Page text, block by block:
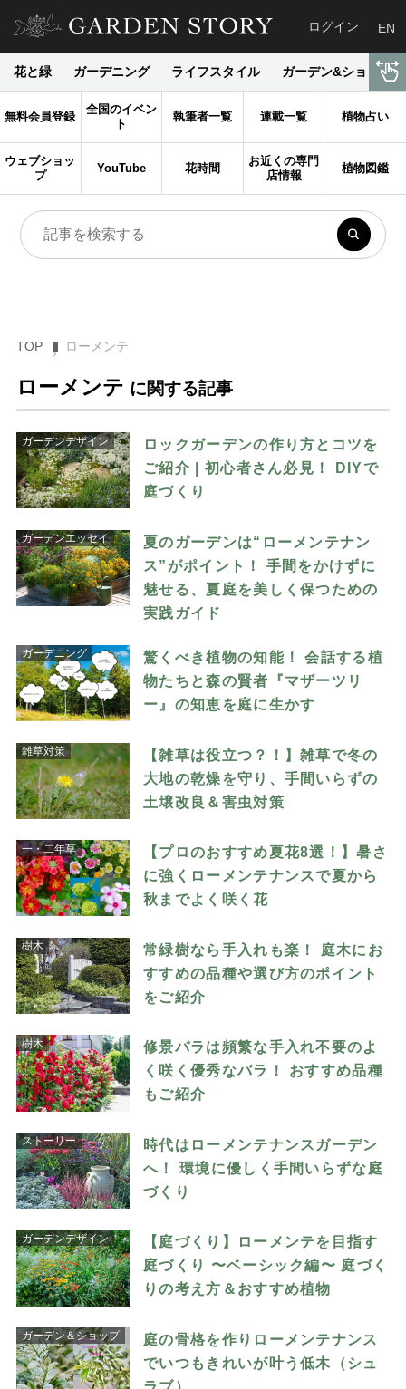
ログイン EN
花と緑 ガーデニング ライフスタイル ガーデン&ショップ
無料会員登録
全国のイベン
ト
執筆者一覧 連載一覧 植物占い
ウェブショッ
プ
YouTube 花時間
お近くの専門
店情報
植物図鑑
TOP ローメンテ
ローメンテ に関する記事
ガーデンデザイン
ロックガーデンの作り方とコツを
ご紹介 | 初心者さん必見！ DIYで
庭づくり
ガーデンエッセイ
夏のガーデンは“ローメンテナン
ス”がポイント！ 手間をかけずに
魅せる、夏庭を美しく保つための
実践ガイド
ガーデニング
驚くべき植物の知能！ 会話する植
物たちと森の賢者『マザーツリ
ー』の知恵を庭に生かす
雑草対策
【雑草は役立つ？！】雑草で冬の
大地の乾燥を守り、手間いらずの
土壌改良＆害虫対策
一・二年草
【プロのおすすめ夏花8選！】暑さ
に強くローメンテナンスで夏から
秋までよく咲く花
樹木
常緑樹なら手入れも楽！ 庭木にお
すすめの品種や選び方のポイント
をご紹介
樹木
修景バラは頻繁な手入れ不要のよ
く咲く優秀なバラ！ おすすめ品種
もご紹介
ストーリー
時代はローメンテナンスガーデン
へ！ 環境に優しく手間いらずな庭
づくり
ガーデンデザイン
【庭づくり】ローメンテを目指す
庭づくり 〜ベーシック編〜 庭づく
りの考え方＆おすすめ植物
ガーデン＆ショップ
庭の骨格を作りローメンテナンス
でいつもきれいが叶う低木（シュ